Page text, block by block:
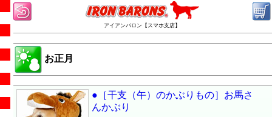
アイアンバロン【スマホ支店】
お正月
●［干支（午）のかぶりもの］お馬さ
んかぶり